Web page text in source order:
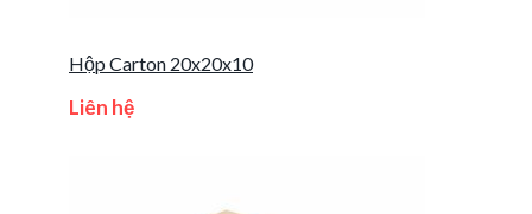
Hộp Carton 20x20x10
Liên hệ